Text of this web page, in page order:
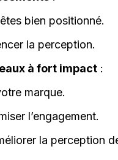
bien positionné.
la perception.
à fort impact:
marque.
l’engagement.
la perception